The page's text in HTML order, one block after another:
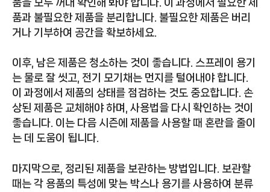
품을 모두 꺼내 확인해 봐야 합니다. 이 과정에서 필요한 제
품과 불필요한 제품을 분리합니다. 불필요한 제품은 버리
거나 기부하여 공간을 확보하세요.
이후, 남은 제품은 청소하는 것이 좋습니다. 스프레이 용기
는 물로 잘 씻고, 전기 모기채는 먼지를 털어내야 합니다.
이 과정에서 제품의 상태를 점검하는 것도 중요합니다. 손
상된 제품은 교체해야 하며, 사용법을 다시 확인하는 것이
좋습니다. 이는 다음 시즌에 제품을 사용할 때 혼란을 줄이
는 데 도움이 됩니다.
마지막으로, 정리된 제품을 보관하는 방법입니다. 보관할
때는 각 용품의 특성에 맞는 박스나 용기를 사용하여 분류